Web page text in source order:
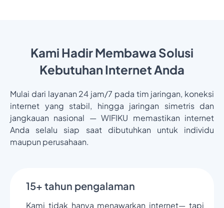
Kami Hadir Membawa Solusi
Kebutuhan Internet Anda
Mulai dari layanan 24 jam/7 pada tim jaringan, koneksi
internet yang stabil, hingga jaringan simetris dan
jangkauan nasional — WIFIKU memastikan internet
Anda selalu siap saat dibutuhkan untuk individu
maupun perusahaan.
15+ tahun pengalaman
Kami tidak hanya menawarkan internet— tapi